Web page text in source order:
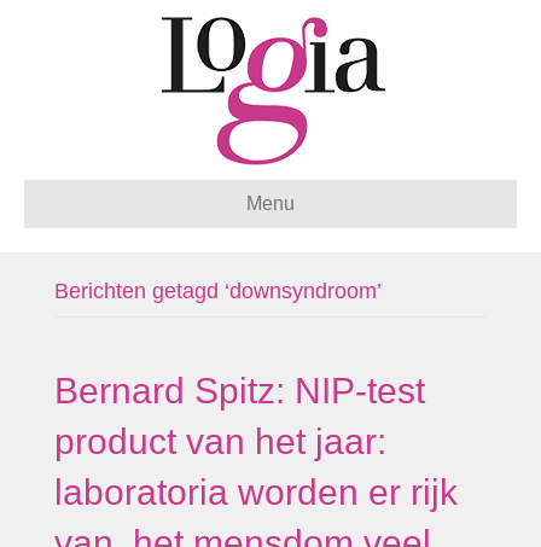
Menu
Berichten getagd ‘downsyndroom’
Bernard Spitz: NIP-test
product van het jaar:
laboratoria worden er rijk